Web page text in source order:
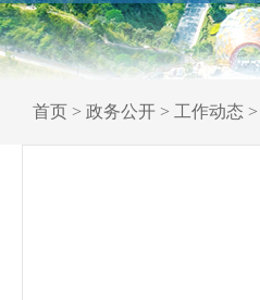
首页 > 政务公开 > 工作动态 >